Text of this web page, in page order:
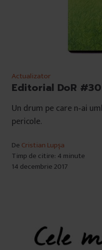
Actualizator
Editorial DoR
Un drum pe care n‑ai
pericole.
De Cristian Lupșa
Timp de citire: 4 minute
14 decembrie 2017